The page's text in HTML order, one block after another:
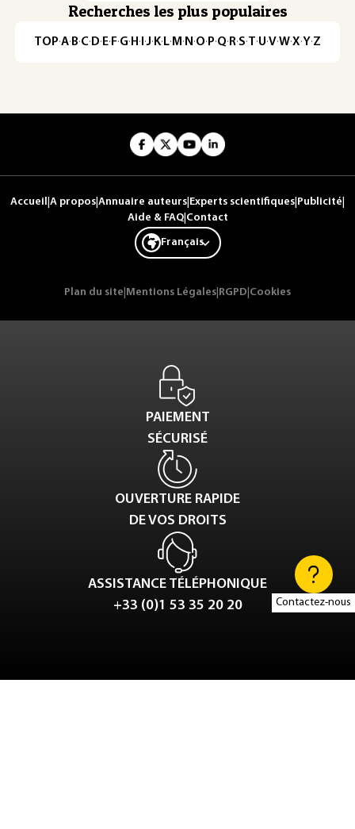
Contactez-nous
Recherches les plus populaires
TOP·A·B·C· D· E· F·G· H · ·J· K· L· M · N ·O· P·Q· R·S·T·U·V·W·X·Y·Z
Accueil A propos Annuaire auteurs Experts scientifiques Publicité
Aide & FAQ| Contact
Français
Plan du site Mentions Légales RGPD Cookies
PAIEMENT
SÉCURISÉ
OUVERTURE RAPIDE
DE VOS DROITS
ASSISTANCE TÉLÉPHONIQUE
+33 (0)1 53 35 20 20